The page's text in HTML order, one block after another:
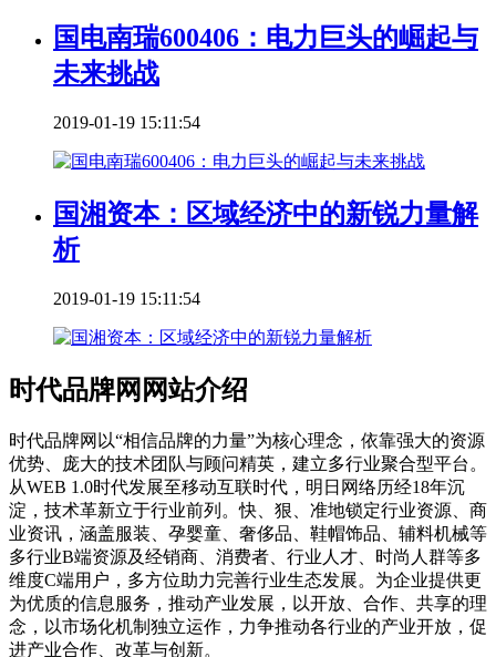
国电南瑞600406：电力巨头的崛起与
未来挑战
2019-01-19 15:11:54
国湘资本：区域经济中的新锐力量解
析
2019-01-19 15:11:54
时代品牌网网站介绍
时代品牌网以“相信品牌的力量”为核心理念，依靠强大的资源
优势、庞大的技术团队与顾问精英，建立多行业聚合型平台。
从WEB 1.0时代发展至移动互联时代，明日网络历经18年沉
淀，技术革新立于行业前列。快、狠、准地锁定行业资源、商
业资讯，涵盖服装、孕婴童、奢侈品、鞋帽饰品、辅料机械等
多行业B端资源及经销商、消费者、行业人才、时尚人群等多
维度C端用户，多方位助力完善行业生态发展。为企业提供更
为优质的信息服务，推动产业发展，以开放、合作、共享的理
念，以市场化机制独立运作，力争推动各行业的产业开放，促
进产业合作、改革与创新。